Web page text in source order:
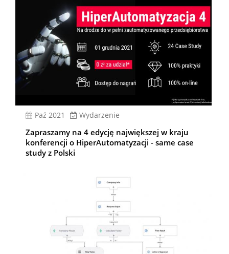
paź 2021 Wydarzenie
Zapraszamy na 4 edycję największej w kraju
konferencji o HiperAutomatyzacji - same case
study z Polski